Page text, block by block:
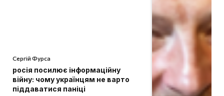
Сергій Фурса
росія посилює інформаційну
війну: чому українцям не варто
піддаватися паніці